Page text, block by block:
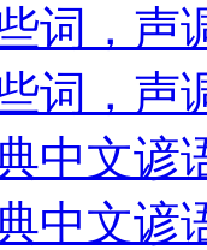
词，声
词，声
中文谚
中文谚